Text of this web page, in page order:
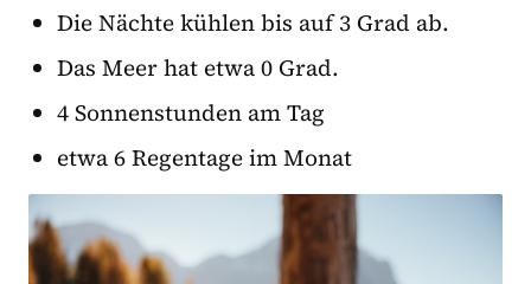
Die Nächte kühlen bis auf 3 Grad ab.
Das Meer hat etwa 0 Grad.
4 Sonnenstunden am Tag
etwa 6 Regentage im Monat